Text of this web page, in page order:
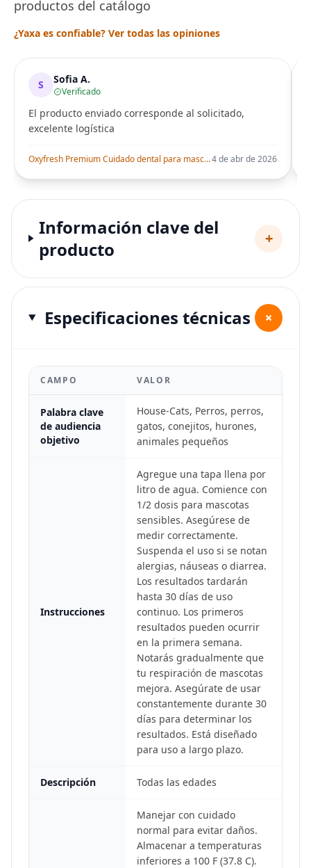
productos del catálogo
¿Yaxa es confiable? Ver todas las opiniones
S Sofia A.
Verificado
El producto enviado corresponde al solicitado,
excelente logística
Oxyfresh Premium Cuidado dental para mascota, aditivo para el agua, elimina el mal aliento, combate sarro, placa, solo tienes que añadirla al agua4 de abr de 2026
Información clave del
producto
+
Especificaciones técnicas +
CAMPO VALOR
Palabra clave
de audiencia
objetivo
House-Cats, Perros, perros,
gatos, conejitos, hurones,
animales pequeños
Instrucciones
Agregue una tapa llena por
litro de agua. Comience con
1/2 dosis para mascotas
sensibles. Asegúrese de
medir correctamente.
Suspenda el uso si se notan
alergias, náuseas o diarrea.
Los resultados tardarán
hasta 30 días de uso
continuo. Los primeros
resultados pueden ocurrir
en la primera semana.
Notarás gradualmente que
tu respiración de mascotas
mejora. Asegúrate de usar
constantemente durante 30
días para determinar los
resultados. Está diseñado
para uso a largo plazo.
Descripción Todas las edades
Manejar con cuidado
normal para evitar daños.
Almacenar a temperaturas
inferiores a 100 F (37.8 C).